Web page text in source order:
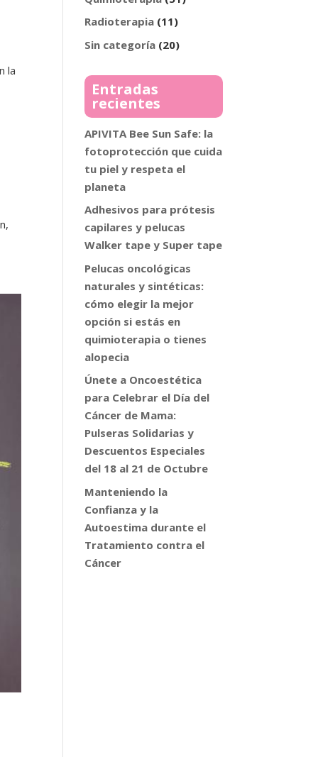
la
Radioterapia (11)
Sin categoría (20)
Entradas
recientes
APIVITA Bee Sun Safe: la
fotoprotección que cuida
tu piel y respeta el
planeta
Adhesivos para prótesis
capilares y pelucas
Walker tape y Super tape
Pelucas oncológicas
naturales y sintéticas:
cómo elegir la mejor
opción si estás en
quimioterapia o tienes
alopecia
Únete a Oncoestética
para Celebrar el Día del
Cáncer de Mama:
Pulseras Solidarias y
Descuentos Especiales
del 18 al 21 de Octubre
Manteniendo la
Confianza y la
Autoestima durante el
Tratamiento contra el
Cáncer